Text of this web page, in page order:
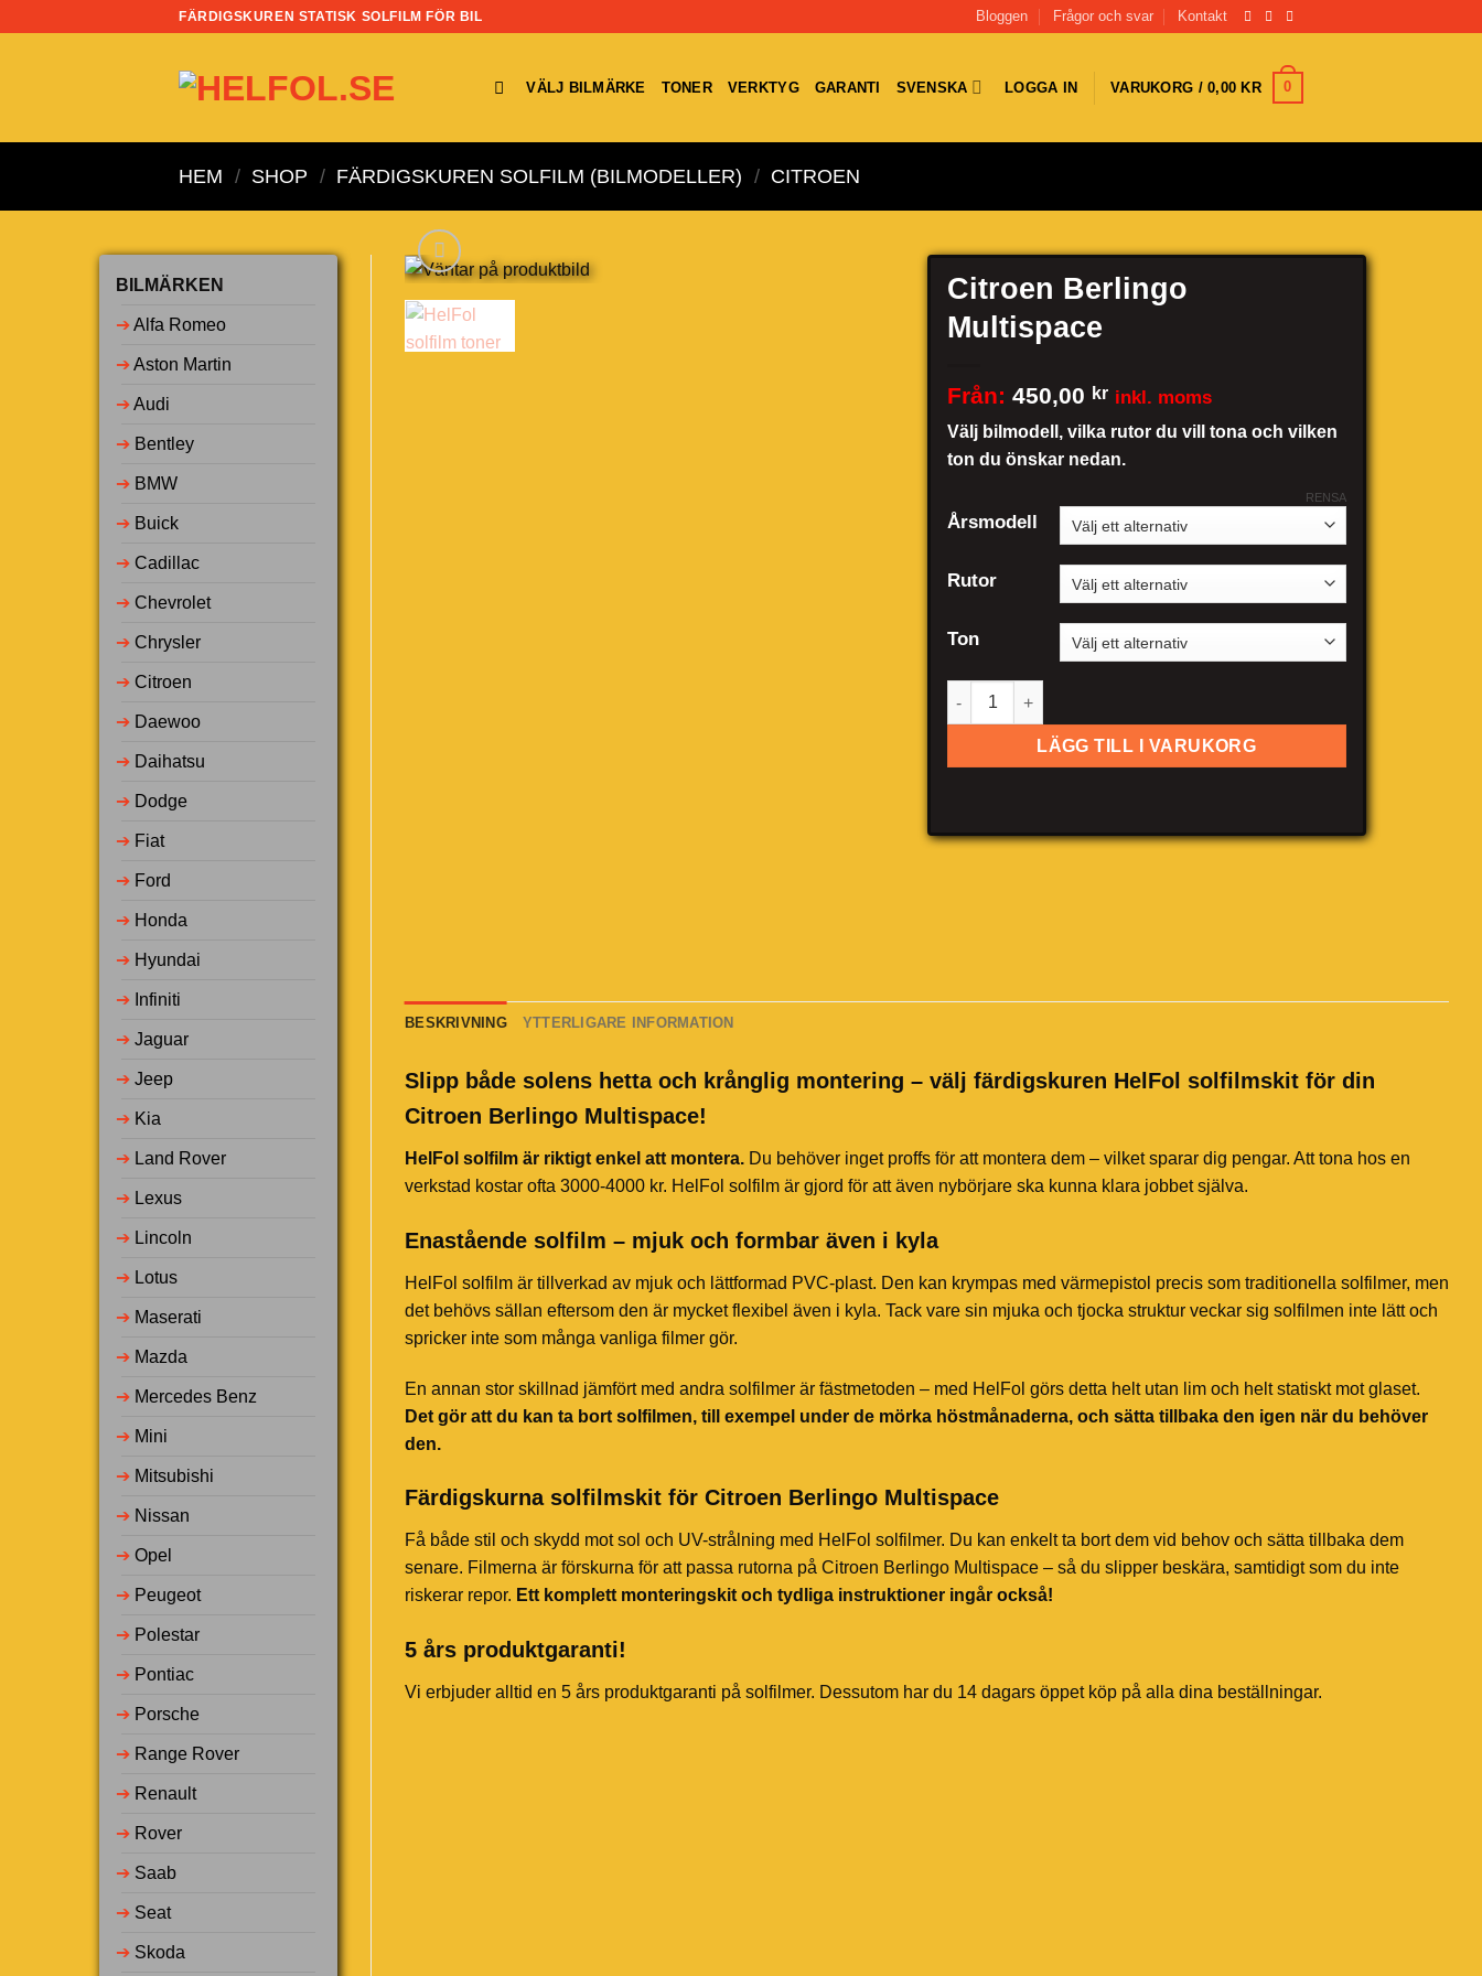
FÄRDIGSKUREN STATISK SOLFILM FÖR BIL Bloggen Frågor och svar Kontakt
VÄLJ BILMÄRKE TONER VERKTYG GARANTI SVENSKA LOGGA IN VARUKORG /0,00KR 0
HEM / SHOP / FÄRDIGSKUREN SOLFILM (BILMODELLER) / CITROEN
BILMÄRKEN
➔Alfa Romeo
➔Aston Martin
➔Audi
➔ Bentley
➔ BMW
➔ Buick
➔ Cadillac
➔ Chevrolet
➔ Chrysler
➔ Citroen
➔ Daewoo
➔ Daihatsu
➔ Dodge
➔ Fiat
➔ Ford
➔ Honda
➔ Hyundai
➔ Infiniti
➔ Jaguar
➔ Jeep
➔ Kia
➔ Land Rover
➔ Lexus
➔ Lincoln
➔ Lotus
➔ Maserati
➔ Mazda
➔ Mercedes Benz
➔ Mini
➔ Mitsubishi
➔ Nissan
➔ Opel
➔ Peugeot
➔ Polestar
➔ Pontiac
➔ Porsche
➔ Range Rover
➔ Renault
➔ Rover
➔ Saab
➔ Seat
➔ Skoda
Citroen Berlingo
Multispace
Från: 450,00 kr inkl. moms
Välj bilmodell, vilka rutor du vill tona och vilken
ton du önskar nedan.
Årsmodell
Rutor
Ton
RENSA
Citroen Berlingo Multispace mängd
LÄGG TILL I VARUKORG
BESKRIVNING YTTERLIGARE INFORMATION
Slipp både solens hetta och krånglig montering – välj färdigskuren HelFol solfilmskit för din
Citroen Berlingo Multispace!
HelFol solfilm är riktigt enkel att montera. Du behöver inget proffs för att montera dem – vilket sparar dig pengar. Att tona hos en
verkstad kostar ofta 3000-4000 kr. HelFol solfilm är gjord för att även nybörjare ska kunna klara jobbet själva.
Enastående solfilm – mjuk och formbar även i kyla
HelFol solfilm är tillverkad av mjuk och lättformad PVC-plast. Den kan krympas med värmepistol precis som traditionella solfilmer, men
det behövs sällan eftersom den är mycket flexibel även i kyla. Tack vare sin mjuka och tjocka struktur veckar sig solfilmen inte lätt och
spricker inte som många vanliga filmer gör.
En annan stor skillnad jämfört med andra solfilmer är fästmetoden – med HelFol görs detta helt utan lim och helt statiskt mot glaset.
Det gör att du kan ta bort solfilmen, till exempel under de mörka höstmånaderna, och sätta tillbaka den igen när du behöver
den.
Färdigskurna solfilmskit för Citroen Berlingo Multispace
Få både stil och skydd mot sol och UV-strålning med HelFol solfilmer. Du kan enkelt ta bort dem vid behov och sätta tillbaka dem
senare. Filmerna är förskurna för att passa rutorna på Citroen Berlingo Multispace – så du slipper beskära, samtidigt som du inte
riskerar repor. Ett komplett monteringskit och tydliga instruktioner ingår också!
5 års produktgaranti!
Vi erbjuder alltid en 5 års produktgaranti på solfilmer. Dessutom har du 14 dagars öppet köp på alla dina beställningar.